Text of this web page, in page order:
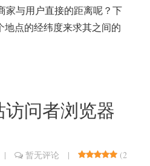
家与用户直接的距离呢？下
地点的经纬度来求其之间的
访问者浏览器
| 暂无评论 | (2